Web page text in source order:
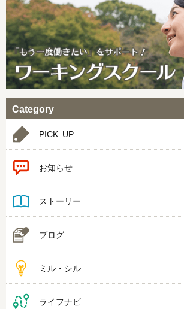
Category
PICK UP
お知らせ
ストーリー
ブログ
ミル・シル
ライフナビ